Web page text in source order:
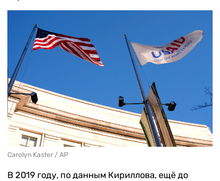
Carolyn Kaster / AP
В 2019 году, по данным Кириллова, ещё до